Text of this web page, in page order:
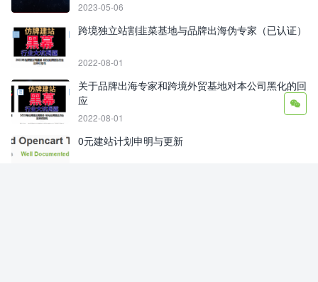
2023-05-06
跨境独立站割韭菜基地与品牌出海伪专家（已认证）
2022-08-01
关于品牌出海专家和跨境外贸基地对本公司黑化的回
应
2022-08-01
0元建站计划申明与更新